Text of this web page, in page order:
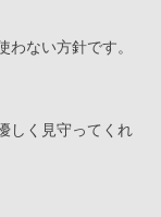
ない方針です。
しく見守ってくれ